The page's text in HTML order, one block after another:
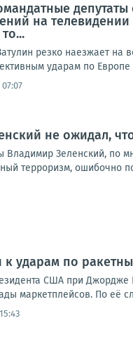
на
резко наезжает на
ударам по Европе
не ожидал,
Владимир Зеленский, по
терроризм, ошибочно
ударам по
США при Джордже
маркетплейсов. По её